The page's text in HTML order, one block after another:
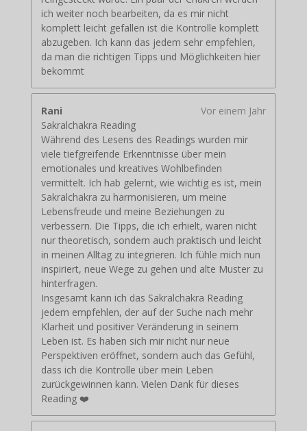
ich weiter noch bearbeiten, da es mir nicht
komplett leicht gefallen ist die Kontrolle komplett
abzugeben. Ich kann das jedem sehr empfehlen,
da man die richtigen Tipps und Möglichkeiten hier
bekommt
Rani
Vor einem Jahr
Sakralchakra Reading
Während des Lesens des Readings wurden mir
viele tiefgreifende Erkenntnisse über mein
emotionales und kreatives Wohlbefinden
vermittelt. Ich hab gelernt, wie wichtig es ist, mein
Sakralchakra zu harmonisieren, um meine
Lebensfreude und meine Beziehungen zu
verbessern. Die Tipps, die ich erhielt, waren nicht
nur theoretisch, sondern auch praktisch und leicht
in meinen Alltag zu integrieren. Ich fühle mich nun
inspiriert, neue Wege zu gehen und alte Muster zu
hinterfragen.
Insgesamt kann ich das Sakralchakra Reading
jedem empfehlen, der auf der Suche nach mehr
Klarheit und positiver Veränderung in seinem
Leben ist. Es haben sich mir nicht nur neue
Perspektiven eröffnet, sondern auch das Gefühl,
dass ich die Kontrolle über mein Leben
zurückgewinnen kann. Vielen Dank für dieses
Reading ❤️